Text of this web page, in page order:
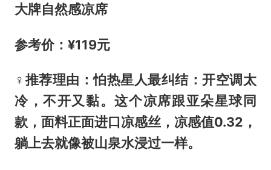
大牌自然感凉席
参考价：¥119元
‍♀️推荐理由：怕热星人最纠结：开空调太
冷，不开又黏。这个凉席跟亚朵星球同
款，面料正面进口凉感丝，凉感值0.32 ，
躺上去就像被山泉水浸过一样。